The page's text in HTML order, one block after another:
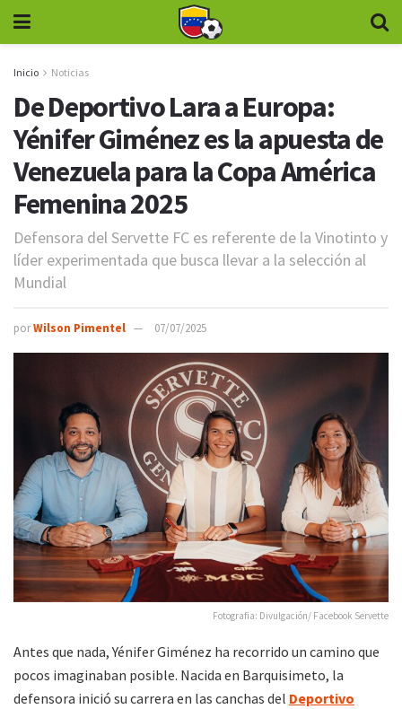
Inicio Noticias
De Deportivo Lara a Europa:
Yénifer Giménez es la apuesta de
Venezuela para la Copa América
Femenina 2025
Defensora del Servette FC es referente de la Vinotinto y
líder experimentada que busca llevar a la selección al
Mundial
porWilson Pimentel 07/07/2025
Fotografia: Divulgación/ Facebook Servette
Antes que nada, Yénifer Giménez ha recorrido un camino que
pocos imaginaban posible. Nacida en Barquisimeto, la
defensora inició su carrera en las canchas del Deportivo